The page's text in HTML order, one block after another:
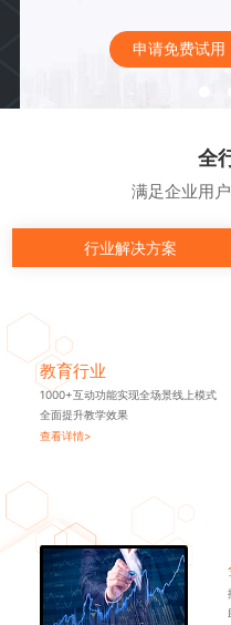
申请免费试用
全
满足企业用
行业解决方案
教育行业
1000+互动功能实现全场景线上模式
全面提升教学效果
查看详情>